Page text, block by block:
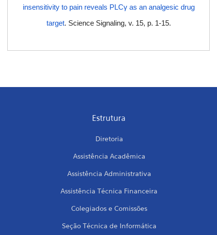
insensitivity to pain reveals PLCγ as an analgesic drug
target. Science Signaling, v. 15, p. 1-15.
Estrutura
Diretoria
Assistência Acadêmica
Assistência Administrativa
Assistência Técnica Financeira
Colegiados e Comissões
Seção Técnica de Informática